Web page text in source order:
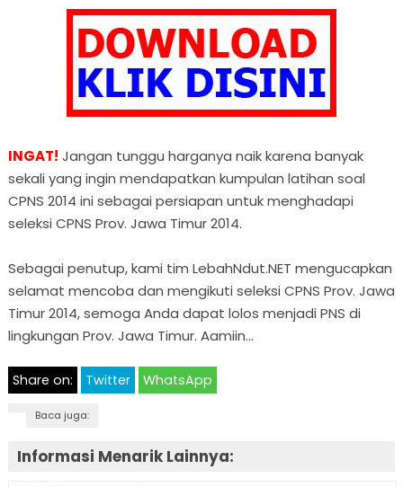
INGAT! Jangan tunggu harganya naik karena banyak
sekali yang ingin mendapatkan kumpulan latihan soal
CPNS 2014 ini sebagai persiapan untuk menghadapi
seleksi CPNS Prov. Jawa Timur 2014.
Sebagai penutup, kami tim LebahNdut.NET mengucapkan
selamat mencoba dan mengikuti seleksi CPNS Prov. Jawa
Timur 2014, semoga Anda dapat lolos menjadi PNS di
lingkungan Prov. Jawa Timur. Aamiin…
Share on: Twitter WhatsApp
Baca juga:
Informasi Menarik Lainnya: